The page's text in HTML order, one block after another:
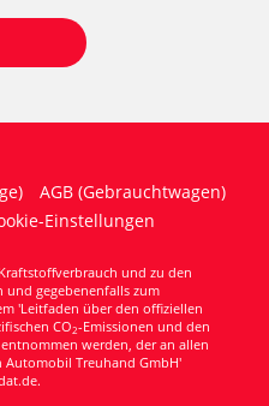
AGB (Gebrauchtwagen)
Einstellungen
und zu den
und gegebenenfalls zum
'Leitfaden über den offiziellen
CO2-Emissionen und den
werden, der an allen
Automobil Treuhand GmbH'